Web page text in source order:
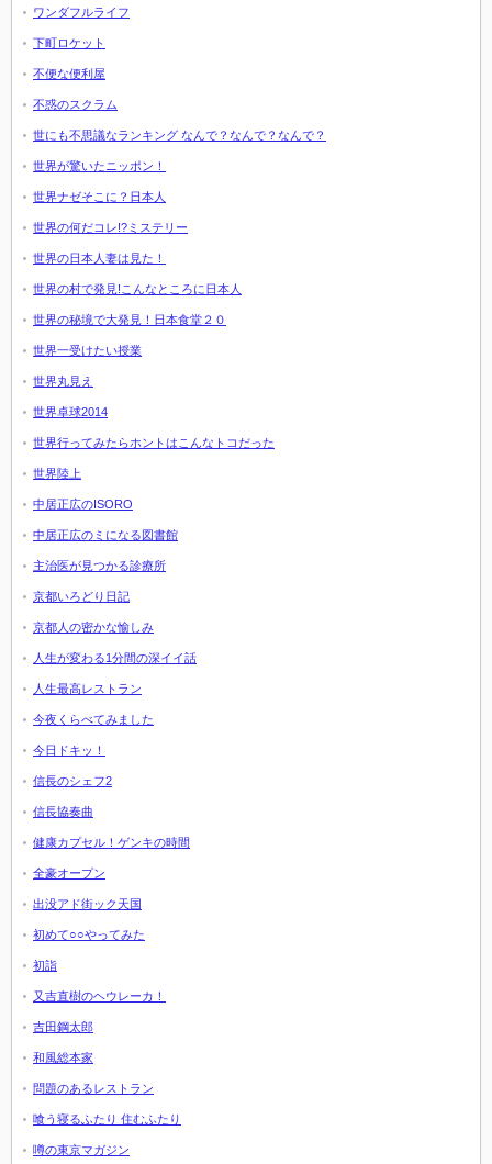
ワンダフルライフ
下町ロケット
不便な便利屋
不惑のスクラム
世にも不思議なランキング なんで？なんで？なんで？
世界が驚いたニッポン！
世界ナゼそこに？日本人
世界の何だコレ!?ミステリー
世界の日本人妻は見た！
世界の村で発見!こんなところに日本人
世界の秘境で大発見！日本食堂２０
世界一受けたい授業
世界丸見え
世界卓球2014
世界行ってみたらホントはこんなトコだった
世界陸上
中居正広のISORO
中居正広のミになる図書館
主治医が見つかる診療所
京都いろどり日記
京都人の密かな愉しみ
人生が変わる1分間の深イイ話
人生最高レストラン
今夜くらべてみました
今日ドキッ！
信長のシェフ2
信長協奏曲
健康カプセル！ゲンキの時間
全豪オープン
出没アド街ック天国
初めて○○やってみた
初詣
又吉直樹のヘウレーカ！
吉田鋼太郎
和風総本家
問題のあるレストラン
喰う寝るふたり 住むふたり
噂の東京マガジン